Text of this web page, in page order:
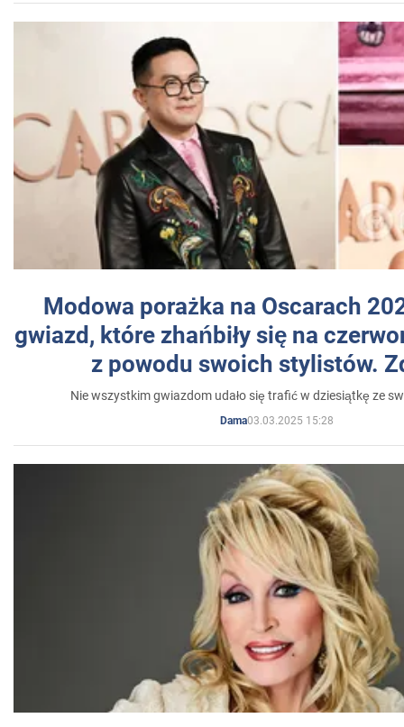
Modowa porażka na Oscarach
gwiazd, które zhańbiły się na
z powodu swoich stylistów.
Nie wszystkim gwiazdom udało się trafić w dziesiątkę ze
Dama03.03.2025 15:28